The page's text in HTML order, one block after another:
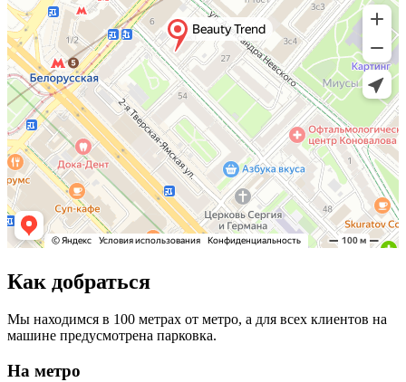
Как добраться
Мы находимся в 100 метрах от метро, а для всех клиентов на
машине предусмотрена парковка.
На метро